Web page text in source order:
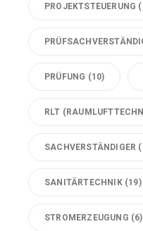
PROJEKTSTEUERUNG
PRÜFUNG (10)
RLT
SACHVERSTÄNDIGER
SANITÄRTECHNIK(19)
STROMERZEUGUNG (6)